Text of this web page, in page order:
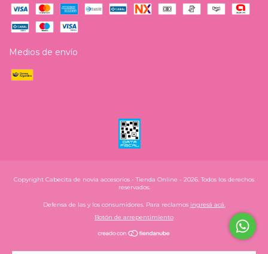
Medios de envío
Copyright Cabecita de novia accesorios - Tienda Online - 2026. Todos los derechos
reservados.
Defensa de las y los consumidores. Para reclamos ingresá acá.
Botón de arrepentimiento